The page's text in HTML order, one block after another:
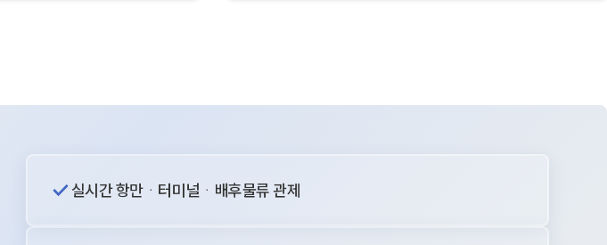
실시간 항만ᆞ터미널ᆞ배후물류 관제